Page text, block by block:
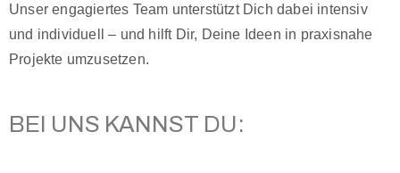
Unser engagiertes Team unterstützt Dich dabei intensiv
und individuell – und hilft Dir, Deine Ideen in praxisnahe
Projekte umzusetzen.
BEI UNS KANNST DU: